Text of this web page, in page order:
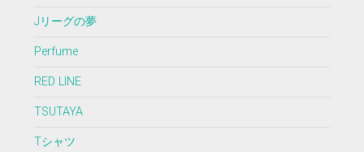
Jリーグの夢
Perfume
RED LINE
TSUTAYA
Tシャツ